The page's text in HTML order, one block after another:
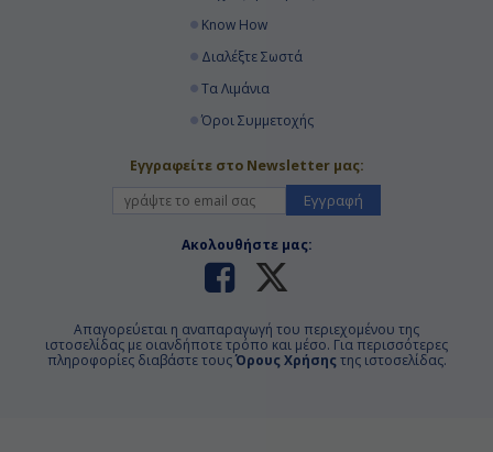
Know How
Διαλέξτε Σωστά
Τα Λιμάνια
Όροι Συμμετοχής
Εγγραφείτε στο Newsletter μας:
Εγγραφή
Ακολουθήστε μας:
Απαγορεύεται η αναπαραγωγή του περιεχομένου της
ιστοσελίδας με οιανδήποτε τρόπο και μέσο. Για περισσότερες
πληροφορίες διαβάστε τουςΌρους Χρήσης της ιστοσελίδας.